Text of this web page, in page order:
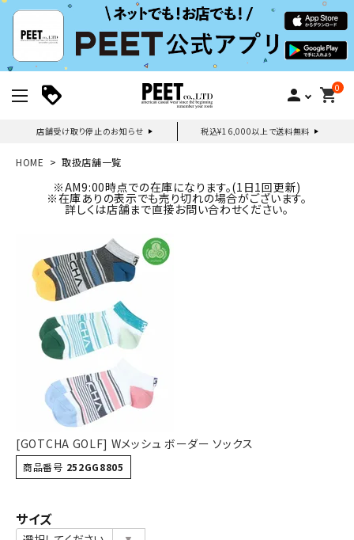
person 0
shopping_cart
店舗受け取り停止のお知らせ 税込¥16,000以上で送料無料
新規会員登録｜ログイン
ご利用ガイド
詳しい条件から探す
HOME 取扱店舗一覧
※AM9:00時点での在庫になります。(1日1回更新)
※在庫ありの表示でも売り切れの場合がございます。
詳しくは店舗まで直接お問い合わせください。
[GOTCHA GOLF] Wメッシュ ボーダー ソックス
商品番号 252GG8805
サイズ